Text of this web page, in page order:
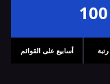
أسابيع على القوائم